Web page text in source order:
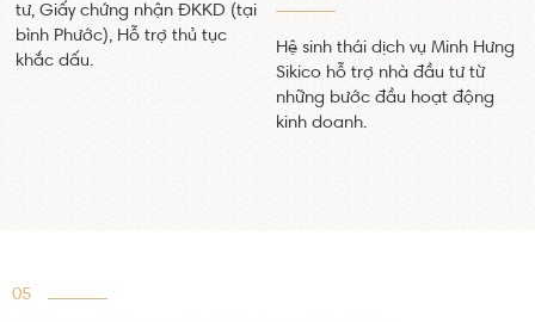
tư, Giấy chứng nhận ĐKKD (tại
bình Phước), Hỗ trợ thủ tục
khắc dấu.
Hệ sinh thái dịch vụ Minh Hưng
Sikico hỗ trợ nhà đầu tư từ
những bước đầu hoạt động
kinh doanh.
05